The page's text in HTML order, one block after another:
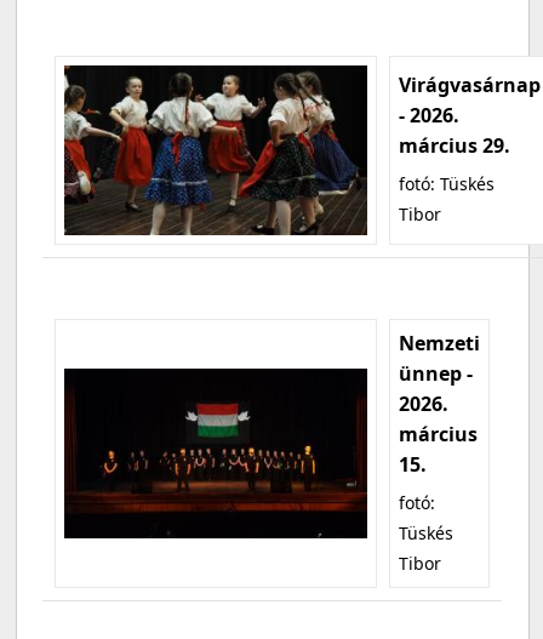
Virágvasárnap
- 2026.
március 29.
fotó: Tüskés
Tibor
Nemzeti
ünnep -
2026.
március
15.
fotó:
Tüskés
Tibor